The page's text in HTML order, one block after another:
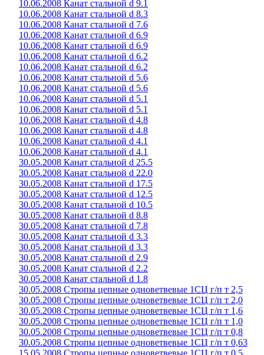
10.06.2008 Канат стальной d 9.1
10.06.2008 Канат стальной d 8.3
10.06.2008 Канат стальной d 7.6
10.06.2008 Канат стальной d 6.9
10.06.2008 Канат стальной d 6.9
10.06.2008 Канат стальной d 6.2
10.06.2008 Канат стальной d 6.2
10.06.2008 Канат стальной d 5.6
10.06.2008 Канат стальной d 5.6
10.06.2008 Канат стальной d 5.1
10.06.2008 Канат стальной d 5.1
10.06.2008 Канат стальной d 4.8
10.06.2008 Канат стальной d 4.8
10.06.2008 Канат стальной d 4.1
10.06.2008 Канат стальной d 4.1
30.05.2008 Канат стальной d 25.5
30.05.2008 Канат стальной d 22.0
30.05.2008 Канат стальной d 17.5
30.05.2008 Канат стальной d 12.5
30.05.2008 Канат стальной d 10.5
30.05.2008 Канат стальной d 8.8
30.05.2008 Канат стальной d 7.8
30.05.2008 Канат стальной d 3.3
30.05.2008 Канат стальной d 3.3
30.05.2008 Канат стальной d 2.9
30.05.2008 Канат стальной d 2.2
30.05.2008 Канат стальной d 1.8
30.05.2008 Стропы цепные одноветвевые 1СЦ г/п т 2,5
30.05.2008 Стропы цепные одноветвевые 1СЦ г/п т 2,0
30.05.2008 Стропы цепные одноветвевые 1СЦ г/п т 1,6
30.05.2008 Стропы цепные одноветвевые 1СЦ г/п т 1,0
30.05.2008 Стропы цепные одноветвевые 1СЦ г/п т 0,8
30.05.2008 Стропы цепные одноветвевые 1СЦ г/п т 0,63
15.05.2008 Стропы цепные одноветвевые 1СЦ г/п т 0,5